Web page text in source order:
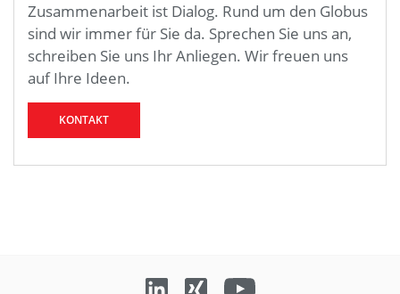
Zusammenarbeit ist Dialog. Rund um den Globus
sind wir immer für Sie da. Sprechen Sie uns an,
schreiben Sie uns Ihr Anliegen. Wir freuen uns
auf Ihre Ideen.
KONTAKT